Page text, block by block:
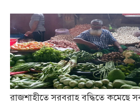
রাজশাহীতে সরবরাহ বৃদ্ধিতে কমেছে